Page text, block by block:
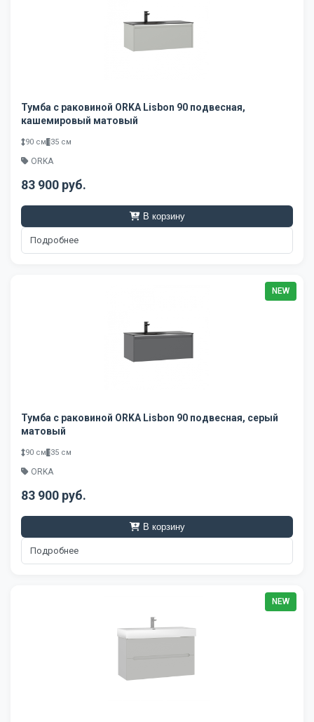
Тумба с раковиной ORKA Lisbon 90 подвесная,
кашемировый матовый
90 см 35 см
ORKA
83 900 руб.
В корзину
Подробнее
NEW
Тумба с раковиной ORKA Lisbon 90 подвесная, серый
матовый
90 см 35 см
ORKA
83 900 руб.
В корзину
Подробнее
NEW